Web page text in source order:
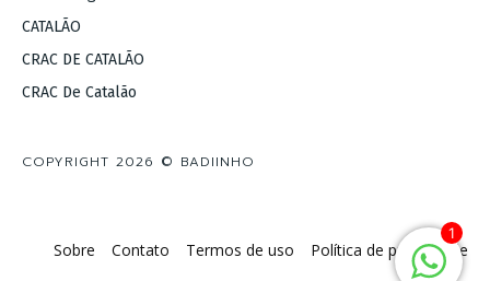
CATALÃO
CRAC DE CATALÃO
CRAC De Catalão
COPYRIGHT 2026 © BADIINHO
Sobre Contato Termos de uso Política de privacidade
1